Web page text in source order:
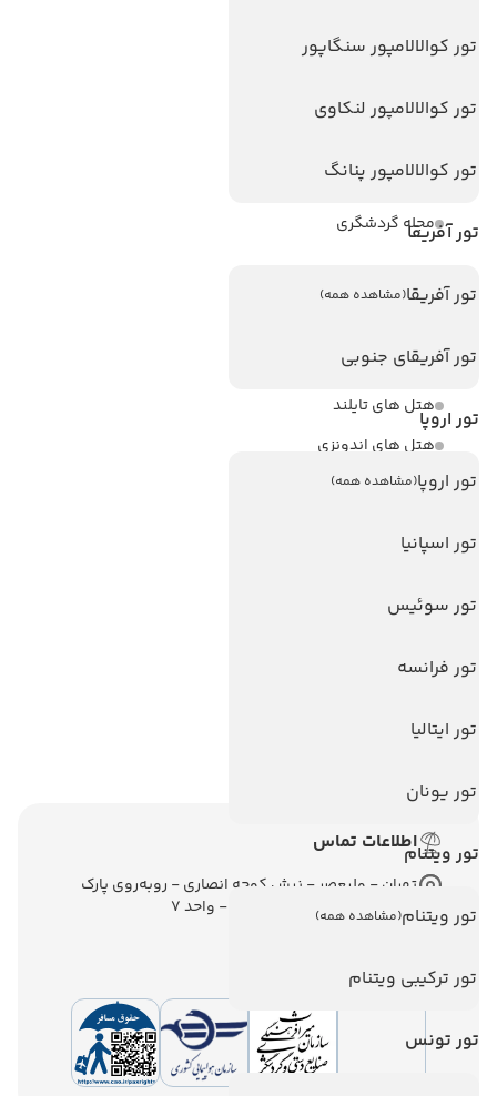
تور کوالالامپور سنگاپور
تور کوالالامپور لنکاوی
تور کوالالامپور پنانگ
تور آفریقا
تور آفریقا(مشاهده همه)
تور آفریقای جنوبی
تور اروپا
تور اروپا(مشاهده همه)
تور اسپانیا
تور سوئیس
تور فرانسه
تور ایتالیا
تور یونان
تور ویتنام
تور ویتنام(مشاهده همه)
تور ترکیبی ویتنام
تور تونس
لینک های مفید
ویزا
ویزا کانادا
تماس با ما
مجله گردشگری
هتل های پر بازدید
هتل های استانبول
هتل های تایلند
هتل های اندونزی
هتل های سریلانکا
تورهای پربازدید
تور پوکت
اطلاعات تماس
تهران - ولیعصر - نبش کوچه انصاری - روبه‌روی پارک
ملت - برج ملت - طبقه ششم - واحد 7